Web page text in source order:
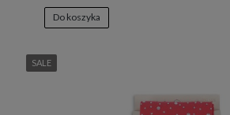
Do koszyka
SALE